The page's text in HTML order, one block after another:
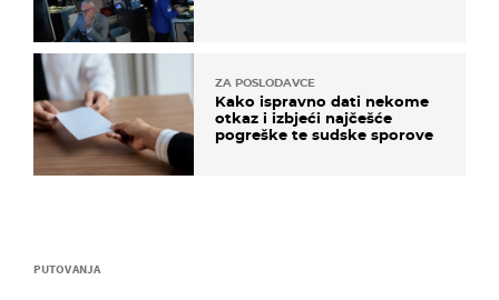
PUTOVANJA
ZA POSLODAVCE
Kako ispravno dati nekome
otkaz i izbjeći najčešće
pogreške te sudske sporove